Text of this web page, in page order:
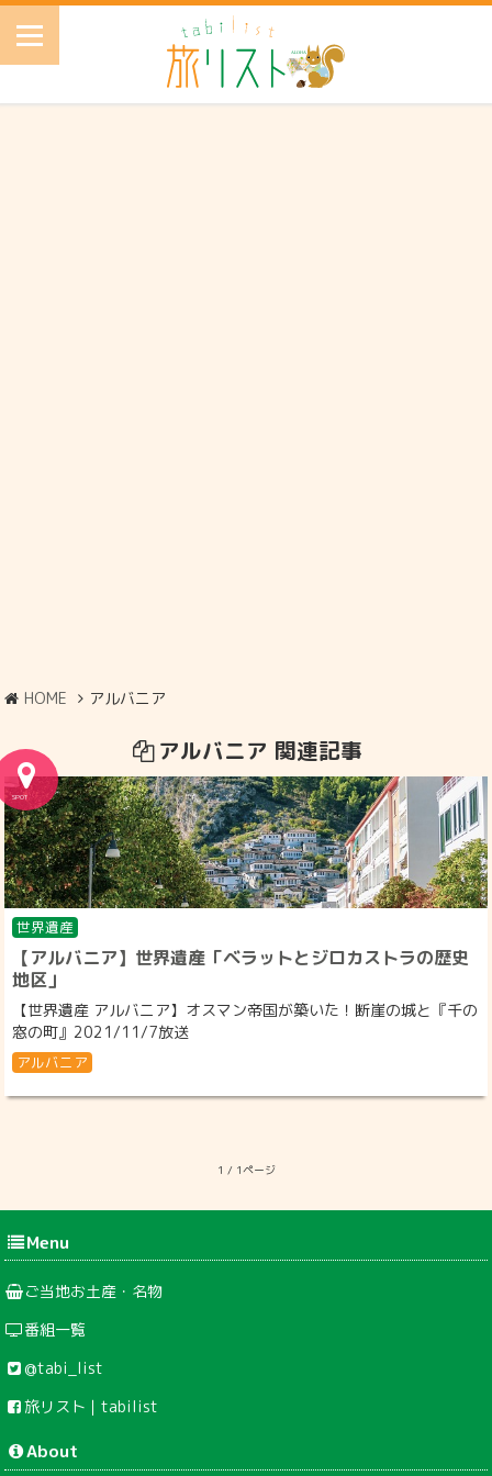
HOME アルバニア
アルバニア 関連記事
世界遺産
【アルバニア】世界遺産「ベラットとジロカストラの歴史
地区」
【世界遺産 アルバニア】オスマン帝国が築いた！断崖の城と『千の
窓の町』2021/11/7放送
アルバニア
1 / 1ページ
Menu
ご当地お土産・名物
番組一覧
@tabi_list
旅リスト｜tabilist
About